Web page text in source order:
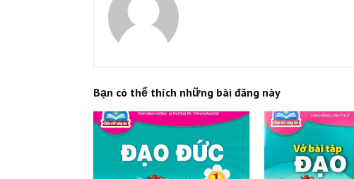
Bạn có thể thích những bài đăng này